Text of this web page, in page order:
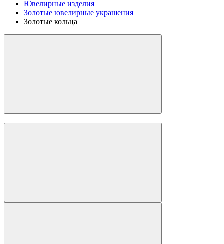
Ювелирные изделия
Золотые ювелирные украшения
Золотые кольца